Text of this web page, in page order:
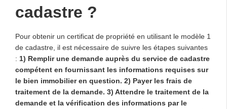
cadastre ?
Pour obtenir un certificat de propriété en utilisant le modèle 1
de cadastre, il est nécessaire de suivre les étapes suivantes
: 1) Remplir une demande auprès du service de cadastre
compétent en fournissant les informations requises sur
le bien immobilier en question. 2) Payer les frais de
traitement de la demande. 3) Attendre le traitement de la
demande et la vérification des informations par le